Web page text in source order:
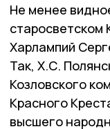
Не менее
старосветском
Харлампий
Так, Х.С.
Козловского
Красного
высшего